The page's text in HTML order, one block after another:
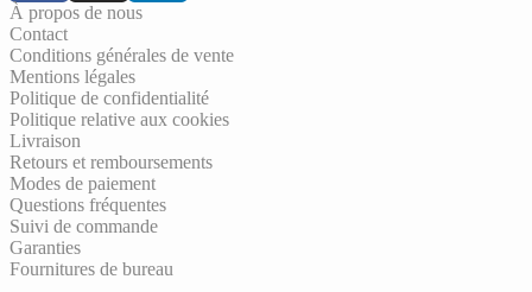
À propos de nous
Contact
Conditions générales de vente
Mentions légales
Politique de confidentialité
Politique relative aux cookies
Livraison
Retours et remboursements
Modes de paiement
Questions fréquentes
Suivi de commande
Garanties
Fournitures de bureau